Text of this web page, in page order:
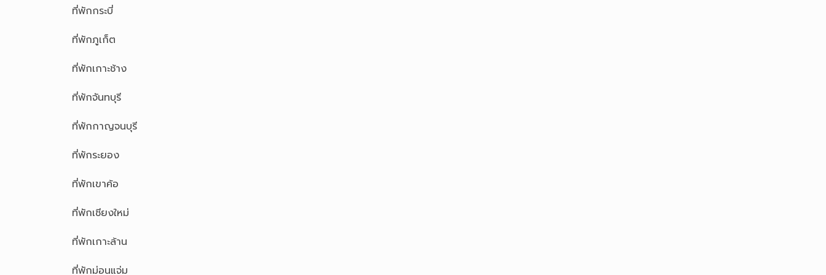
ที่พักกระบี่
ที่พักภูเก็ต
ที่พักเกาะช้าง
ที่พักจันทบุรี
ที่พักกาญจนบุรี
ที่พักระยอง
ที่พักเขาค้อ
ที่พักเชียงใหม่
ที่พักเกาะล้าน
ที่พักม่อนแจ่ม